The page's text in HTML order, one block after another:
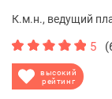
высокий
рейтинг
К.м.н., ведущий
5